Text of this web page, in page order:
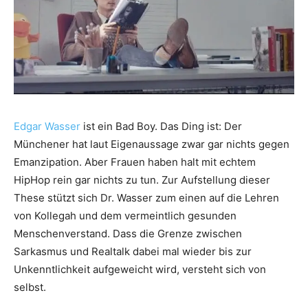
Edgar Wasser ist ein Bad Boy. Das Ding ist: Der
Münchener hat laut Eigenaussage zwar gar nichts gegen
Emanzipation. Aber Frauen haben halt mit echtem
HipHop rein gar nichts zu tun. Zur Aufstellung dieser
These stützt sich Dr. Wasser zum einen auf die Lehren
von Kollegah und dem vermeintlich gesunden
Menschenverstand. Dass die Grenze zwischen
Sarkasmus und Realtalk dabei mal wieder bis zur
Unkenntlichkeit aufgeweicht wird, versteht sich von
selbst.